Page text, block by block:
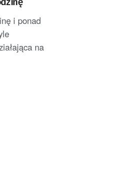
i ponad
na